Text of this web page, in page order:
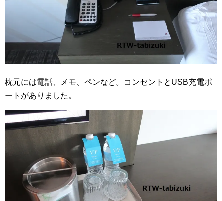
枕元には電話、メモ、ペンなど。コンセントとUSB充電ポ
ートがありました。